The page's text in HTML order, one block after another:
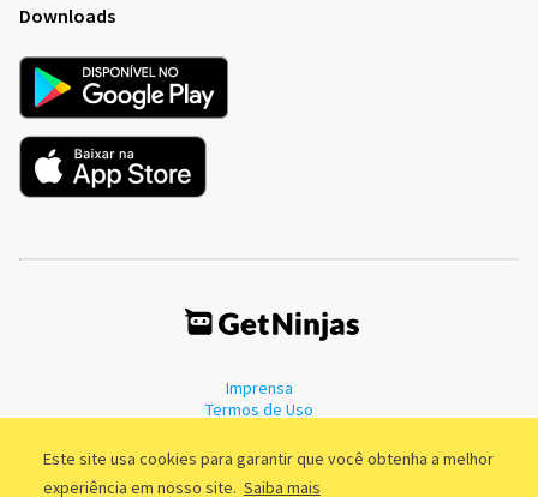
Este site usa cookies para garantir que você obtenha a melhor
experiência em nosso site. Saiba mais
Downloads
Imprensa
Termos de Uso